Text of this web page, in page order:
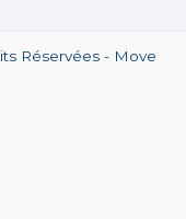
Réservées - Move